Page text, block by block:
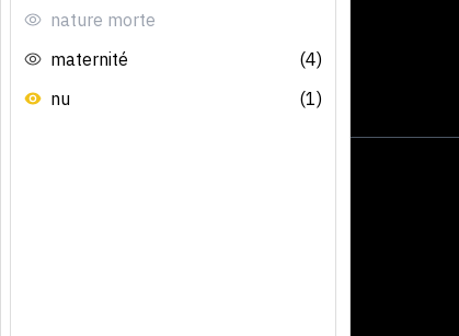
nature morte
maternité
(4)
nu
(1)